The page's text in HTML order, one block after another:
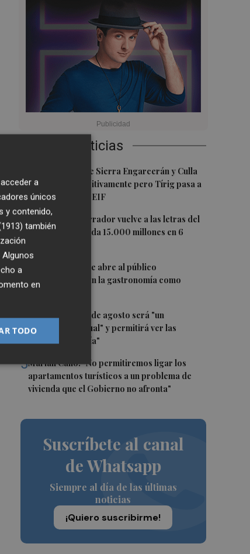
Últimas Noticias
Los incendios de Sierra Engarcerán y Culla
evolucionan positivamente pero Tírig pasa a
situación 2 del PEIF
2 El pequeño ahorrador vuelve a las letras del
Tesoro y demanda 15.000 millones en 6
3
El oleoturismo se abre al público
internacional con la gastronomía como
4El eclipse del 12 de agosto será "un
espectáculo visual" y permitirá ver las
perseidas "de día"
5Marián Cano: "No permitiremos ligar los
apartamentos turísticos a un problema de
vivienda que el Gobierno no afronta"
Suscríbete al canal
de Whatsapp
Siempre al día de las últimas
noticias
¡Quiero suscribirme!
a
únicos
y contenido,
también
a
en
TODO